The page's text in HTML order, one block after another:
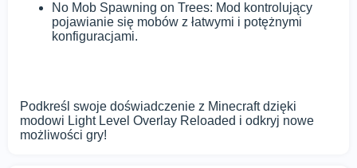
No Mob Spawning on Trees: Mod kontrolujący
pojawianie się mobów z łatwymi i potężnymi
konfiguracjami.
Podkreśl swoje doświadczenie z Minecraft dzięki
modowi Light Level Overlay Reloaded i odkryj nowe
możliwości gry!